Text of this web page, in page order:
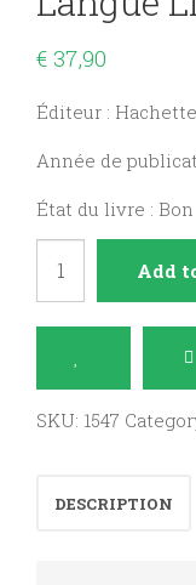
€ 37,90
Éditeur : Hachette
Année de
État du livre : Bon
lettres
1re.
Add
SKU: 1547
DESCRIPTION